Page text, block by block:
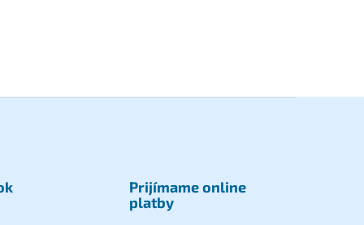
Prijímame online
platby